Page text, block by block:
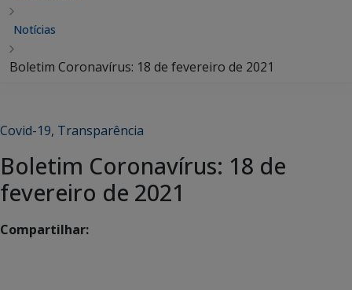
Notícias
Boletim Coronavírus: 18 de fevereiro de 2021
Covid-19, Transparência
Boletim Coronavírus: 18 de
fevereiro de 2021
Compartilhar: